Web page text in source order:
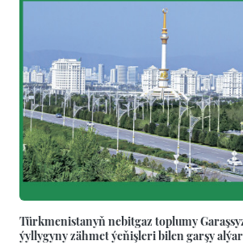
Türkmenistanyň nebitgaz toplumy
ýyllygyny zähmet ýeňişleri bilen garşy alýar